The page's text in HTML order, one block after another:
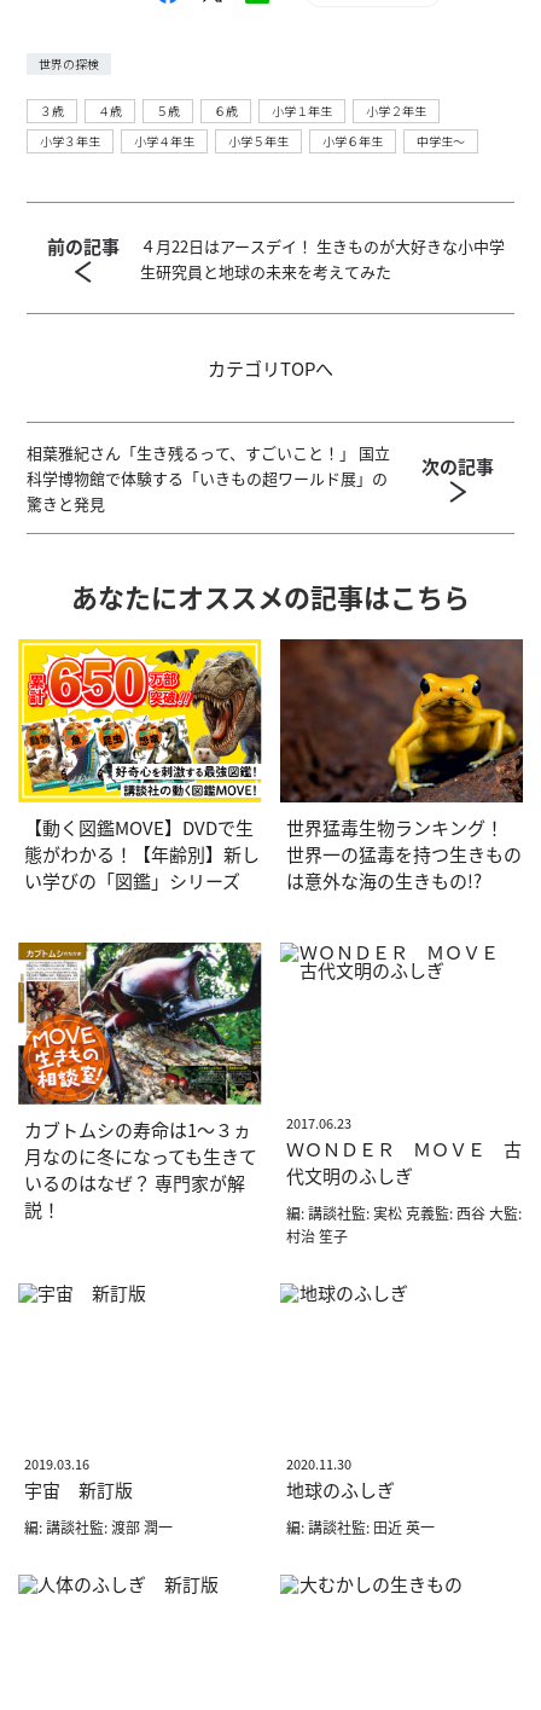
世界の探検
３歳 ４歳 ５歳 ６歳 小学１年生
小学２年生
小学３年生
小学４年生 小学５年生 小学６年生 中学生〜
前の記事
４月22日はアースデイ！ 生きものが大好きな小中学
生研究員と地球の未来を考えてみた
カテゴリTOPへ
相葉雅紀さん「生き残るって、すごいこと！」 国立
科学博物館で体験する「いきもの超ワールド展」の
驚きと発見
次の記事
あなたにオススメの記事はこちら
【動く図鑑MOVE】DVDで生
態がわかる！【年齢別】新し
い学びの「図鑑」シリーズ
世界猛毒生物ランキング！
世界一の猛毒を持つ生きもの
は意外な海の生きもの!?
カブトムシの寿命は1〜３ヵ
月なのに冬になっても生きて
いるのはなぜ？ 専門家が解
説！
2017.06.23
ＷＯＮＤＥＲ ＭＯＶＥ 古
代文明のふしぎ
編: 講談社監: 実松 克義監: 西谷 大監:
村治 笙子
2019.03.16
宇宙 新訂版
編: 講談社監: 渡部 潤一
2020.11.30
地球のふしぎ
編: 講談社監: 田近 英一